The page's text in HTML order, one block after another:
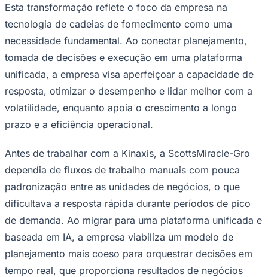
Sport
Esta transformação reflete o foco da empresa na
tecnologia de cadeias de fornecimento como uma
necessidade fundamental. Ao conectar planejamento,
tomada de decisões e execução em uma plataforma
unificada, a empresa visa aperfeiçoar a capacidade de
resposta, otimizar o desempenho e lidar melhor com a
volatilidade, enquanto apoia o crescimento a longo
prazo e a eficiência operacional.
Antes de trabalhar com a Kinaxis, a ScottsMiracle-Gro
dependia de fluxos de trabalho manuais com pouca
padronização entre as unidades de negócios, o que
dificultava a resposta rápida durante períodos de pico
de demanda. Ao migrar para uma plataforma unificada e
baseada em IA, a empresa viabiliza um modelo de
planejamento mais coeso para orquestrar decisões em
tempo real, que proporciona resultados de negócios